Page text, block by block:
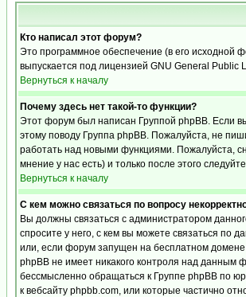
Кто написал этот форум?
Это программное обеспечение (в его исходной
выпускается под лицензией GNU General
Вернуться к началу
Почему здесь нет такой-то функции?
Этот форум был написан Группой phpBB. Если
этому поводу Группа phpBB. Пожалуйста, не
работать над новыми функциями. Пожалуйста,
мнение у нас есть) и только после этого
Вернуться к началу
С кем можно связаться по вопросу
Вы должны связаться с администратором
спросите у него, с кем вы можете связаться по
или, если форум запущен на бесплатном домене
phpBB не имеет никакого контроля над данным
бессмысленно обращаться к Группе phpBB по
к вебсайту phpbb.com, или которые частично